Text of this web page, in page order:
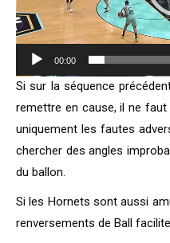
00:00
Si sur la séquence
remettre en cause, il ne faut
uniquement les fautes
chercher des angles
du ballon.
Si les Hornets sont aussi
renversements de Ball